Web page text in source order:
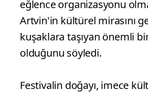
eğlence organizasyonu
Artvin'in kültürel mirasını
kuşaklara taşıyan önemli
olduğunu söyledi.
Festivalin doğayı, imece